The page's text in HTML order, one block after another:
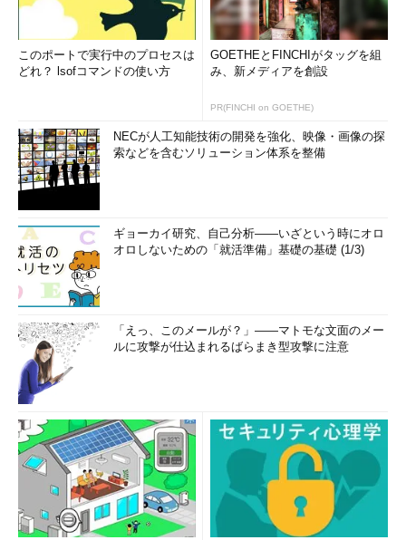
このポートで実行中のプロセスは
どれ？ lsofコマンドの使い方
GOETHEとFINCHIがタッグを組
み、新メディアを創設
PR(FINCHI on GOETHE)
NECが人工知能技術の開発を強化、映像・画像の探
索などを含むソリューション体系を整備
ギョーカイ研究、自己分析――いざという時にオロ
オロしないための「就活準備」基礎の基礎 (1/3)
「えっ、このメールが？」――マトモな文面のメー
ルに攻撃が仕込まれるばらまき型攻撃に注意